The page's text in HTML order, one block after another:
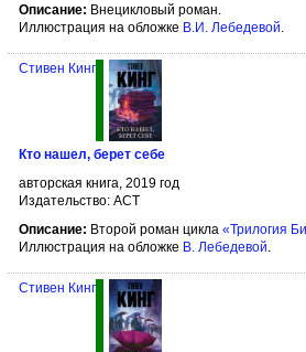
Описание: Внецикловый роман.
Иллюстрация на обложке В.И. Лебедевой.
Стивен Кинг
Кто нашел, берет себе
авторская книга, 2019 год
Издательство: АСТ
Описание: Второй роман цикла «Трилогия
Иллюстрация на обложке В. Лебедевой.
Стивен Кинг